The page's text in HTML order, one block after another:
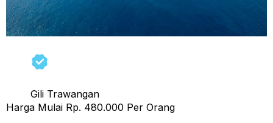
Gili Trawangan
Harga Mulai Rp. 480.000 Per Orang